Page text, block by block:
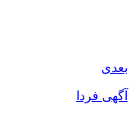
بعدی
آگهی فردا